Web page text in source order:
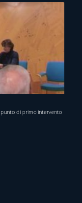
punto di primo intervento